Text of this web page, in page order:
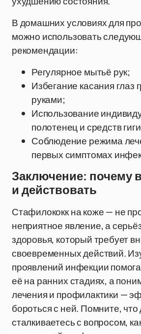
В домашних условиях для
можно использовать
рекомендации:
Регулярное мытьё рук;
Избегание касания глаз
руками;
Использование
полотенец и средств
Соблюдение режима
первых симптомах
Заключение: почему
и действовать
Стафилококк на коже — не
неприятное явление, а
здоровья, который требует
своевременных действий.
проявлений инфекции
её на ранних стадиях, а
лечения и профилактики —
бороться с ней. Помните,
сталкиваетесь с вопросом,